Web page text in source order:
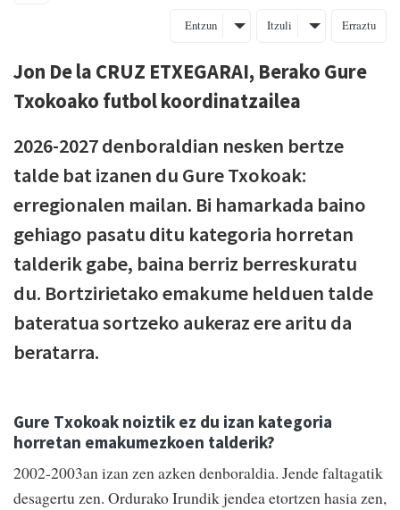
Entzun Itzuli Erraztu
Jon De la CRUZ ETXEGARAI, Berako Gure
Txokoako futbol koordinatzailea
2026-2027 denboraldian nesken bertze
talde bat izanen du Gure Txokoak:
erregionalen mailan. Bi hamarkada baino
gehiago pasatu ditu kategoria horretan
talderik gabe, baina berriz berreskuratu
du. Bortzirietako emakume helduen talde
bateratua sortzeko aukeraz ere aritu da
beratarra.
Gure Txokoak noiztik ez du izan kategoria
horretan emakumezkoen talderik?
2002-2003an izan zen azken denboraldia. Jende faltagatik
desagertu zen. Ordurako Irundik jendea etortzen hasia zen,